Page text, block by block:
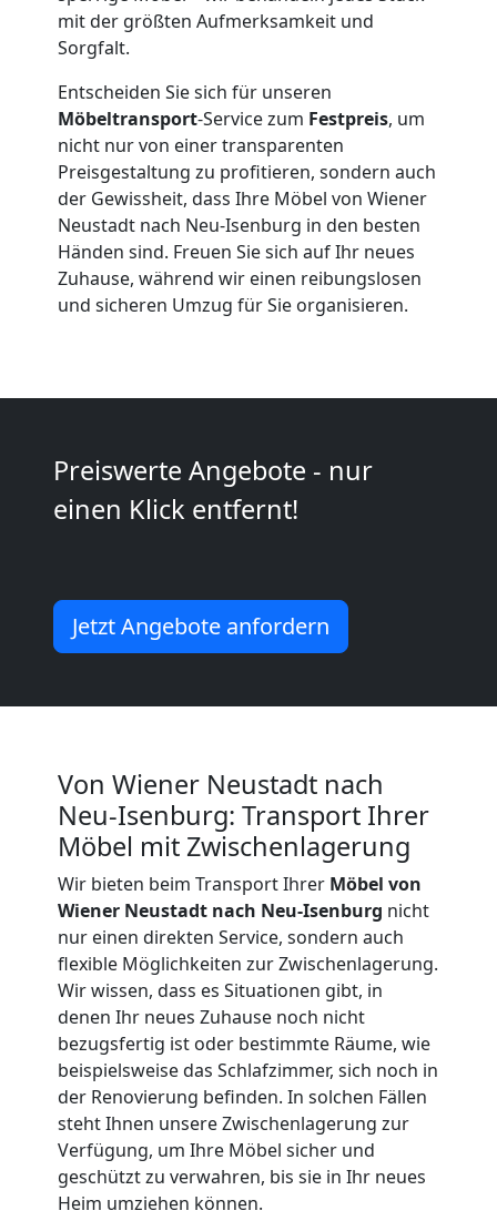
mit der größten Aufmerksamkeit und
Sorgfalt.
Entscheiden Sie sich für unseren
Möbeltransport-Service zum Festpreis, um
nicht nur von einer transparenten
Preisgestaltung zu profitieren, sondern auch
der Gewissheit, dass Ihre Möbel von Wiener
Neustadt nach Neu-Isenburg in den besten
Händen sind. Freuen Sie sich auf Ihr neues
Zuhause, während wir einen reibungslosen
und sicheren Umzug für Sie organisieren.
Preiswerte Angebote - nur
einen Klick entfernt!
Jetzt Angebote anfordern
Von Wiener Neustadt nach
Neu-Isenburg: Transport Ihrer
Möbel mit Zwischenlagerung
Wir bieten beim Transport Ihrer Möbel von
Wiener Neustadt nach Neu-Isenburg nicht
nur einen direkten Service, sondern auch
flexible Möglichkeiten zur Zwischenlagerung.
Wir wissen, dass es Situationen gibt, in
denen Ihr neues Zuhause noch nicht
bezugsfertig ist oder bestimmte Räume, wie
beispielsweise das Schlafzimmer, sich noch in
der Renovierung befinden. In solchen Fällen
steht Ihnen unsere Zwischenlagerung zur
Verfügung, um Ihre Möbel sicher und
geschützt zu verwahren, bis sie in Ihr neues
Heim umziehen können.
Expressumzug
Wiener
Neustadt
Tragehilfe
Wiener
Umzug
Neustadt
Neustadt
Umzug
und
Lagerung
Wiener
Neustadt
Full-